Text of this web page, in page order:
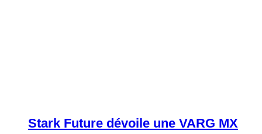
Stark Future dévoile une VARG MX